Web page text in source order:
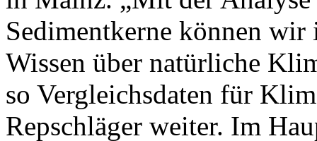
Sedimentkerne können wir
Wissen über natürliche
so Vergleichsdaten für
Repschläger weiter. Im